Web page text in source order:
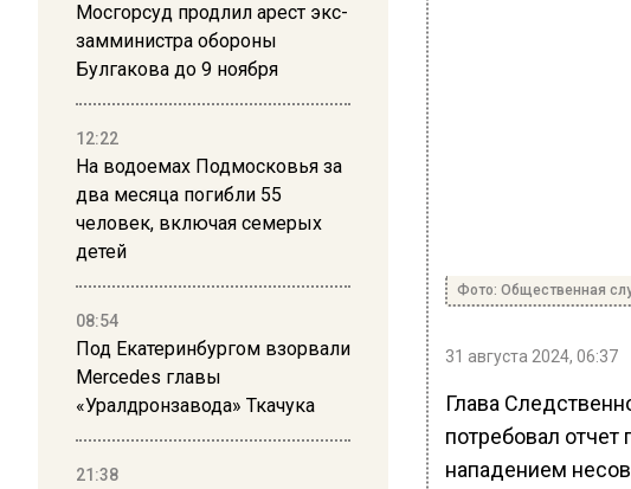
Мосгорсуд продлил арест экс-
замминистра обороны
Булгакова до 9 ноября
12:22
На водоемах Подмосковья за
два месяца погибли 55
человек, включая семерых
детей
08:54
Под Екатеринбургом взорвали
Mercedes главы
«Уралдронзавода» Ткачука
21:38
Фото: Общественная
31 августа 2024, 06:37
Глава
потребовал
нападением